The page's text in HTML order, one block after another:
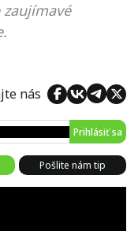
nás
Prihlásiť sa
Pošlite nám tip